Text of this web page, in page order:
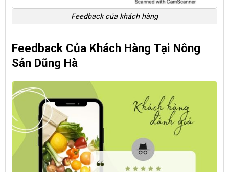
Feedback của khách hàng
Feedback Của Khách Hàng Tại Nông
Sản Dũng Hà